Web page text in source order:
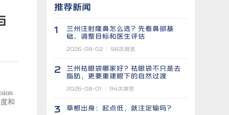
和
推荐新闻
1
兰州注射隆鼻怎么选？先看鼻部基
础、调整目标和医生评估
2026-08-02 98次浏览
2
兰州祛眼袋哪家好？祛眼袋不只是去
脂肪，更要重建眼下的自然过渡
2026-08-01 94次浏览
3 草根出身：起点低，就注定输吗？